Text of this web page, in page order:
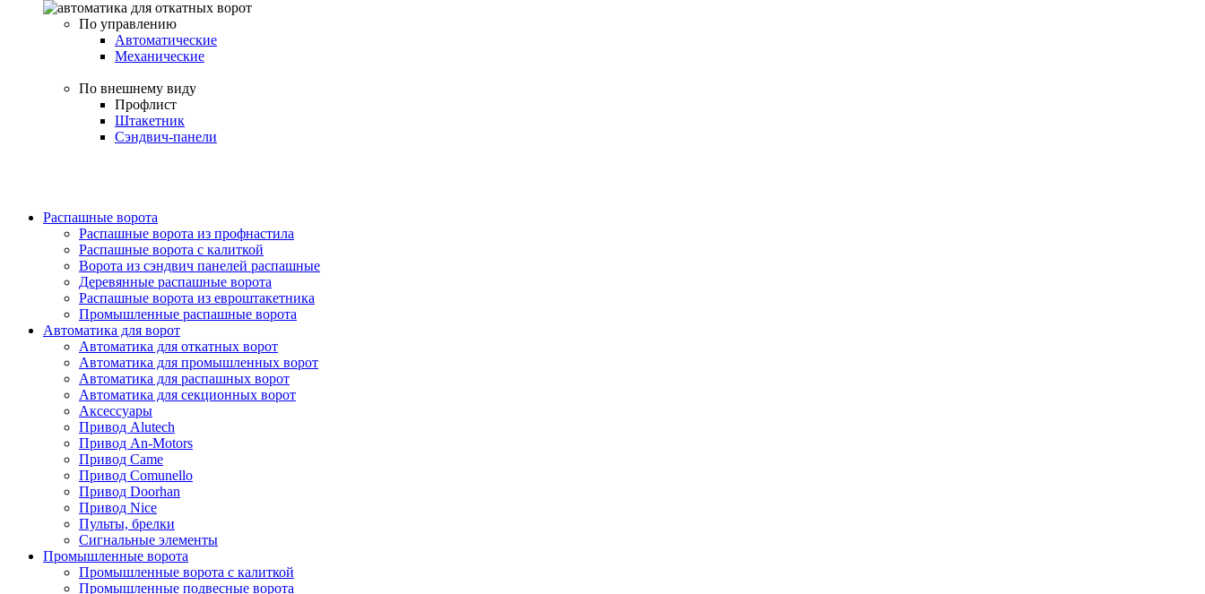
По управлению
Автоматические
Механические
По внешнему виду
Профлист
Штакетник
Сэндвич-панели
Распашные ворота
Распашные ворота из профнастила
Распашные ворота с калиткой
Ворота из сэндвич панелей распашные
Деревянные распашные ворота
Распашные ворота из евроштакетника
Промышленные распашные ворота
Автоматика для ворот
Автоматика для откатных ворот
Автоматика для промышленных ворот
Автоматика для распашных ворот
Автоматика для секционных ворот
Аксессуары
Привод Alutech
Привод An-Motors
Привод Came
Привод Comunello
Привод Doorhan
Привод Nice
Пульты, брелки
Сигнальные элементы
Промышленные ворота
Промышленные ворота с калиткой
Промышленные подвесные ворота